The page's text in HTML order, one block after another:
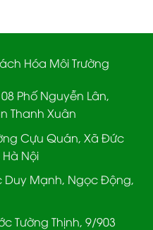
Hóa Môi Trường
Phố Nguyễn Lân,
Thanh Xuân
Cựu Quán, Xã Đức
Nội
Duy Mạnh, Ngọc Động,
Tường Thịnh, 9/903